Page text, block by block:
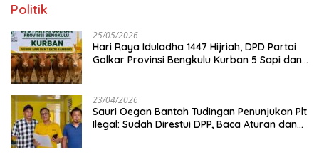
Politik
25/05/2026
Hari Raya Iduladha 1447 Hijriah, DPD Partai
Golkar Provinsi Bengkulu Kurban 5 Sapi dan 1
23/04/2026
Sauri Oegan Bantah Tudingan Penunjukan Plt
Ilegal: Sudah Direstui DPP, Baca Aturan dan